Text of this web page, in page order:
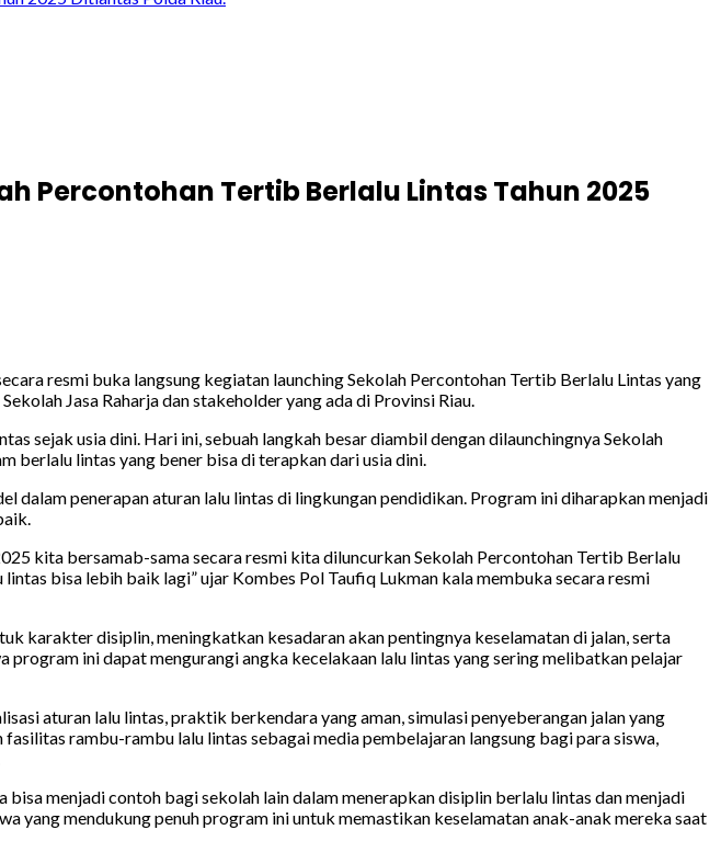
Percontohan Tertib Berlalu Lintas Tahun 2025
resmi buka langsung kegiatan launching Sekolah Percontohan Tertib Berlalu Lintas yang
Jasa Raharja dan stakeholder yang ada di Provinsi Riau.
sejak usia dini. Hari ini, sebuah langkah besar diambil dengan dilaunchingnya Sekolah
berlalu lintas yang bener bisa di terapkan dari usia dini.
penerapan aturan lalu lintas di lingkungan pendidikan. Program ini diharapkan menjadi
kita bersamab-sama secara resmi kita diluncurkan Sekolah Percontohan Tertib Berlalu
bisa lebih baik lagi” ujar Kombes Pol Taufiq Lukman kala membuka secara resmi
karakter disiplin, meningkatkan kesadaran akan pentingnya keselamatan di jalan, serta
ini dapat mengurangi angka kecelakaan lalu lintas yang sering melibatkan pelajar
aturan lalu lintas, praktik berkendara yang aman, simulasi penyeberangan jalan yang
rambu-rambu lalu lintas sebagai media pembelajaran langsung bagi para siswa,
menjadi contoh bagi sekolah lain dalam menerapkan disiplin berlalu lintas dan menjadi
yang mendukung penuh program ini untuk memastikan keselamatan anak-anak mereka saat